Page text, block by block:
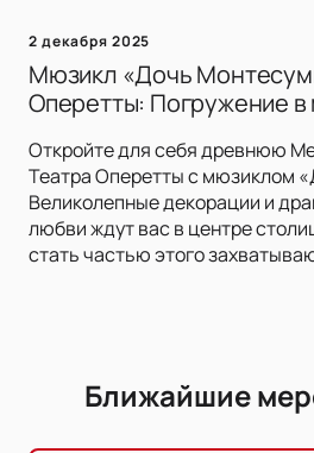
2 декабря 2025
Мюзикл «Дочь
Оперетты: Погружение в
Откройте для себя древнюю
Театра Оперетты с мюзиклом
Великолепные декорации и
любви ждут вас в центре
стать частью этого
Ближайшие